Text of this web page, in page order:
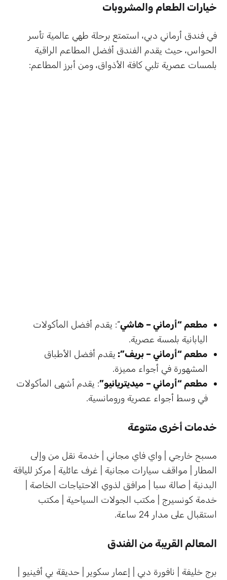
خيارات الطعام والمشروبات
في فندق أرماني دبي، استمتع برحلة طهي عالمية تأسر
الحواس، حيث يقدم الفندق أفضل المطاعم الراقية
بلمسات عصرية تلبي كافة الأذواق، ومن أبرز المطاعم:
مطعم “أرماني – هاشي“: يقدم أفضل المأكولات
اليابانية بلمسة عصرية.
مطعم “أرماني – بريف”: يقدم أفضل الأطباق
المشهورة في أجواء مميزة.
مطعم “أرماني – ميديتريانيو”: يقدم أشهى المأكولات
في وسط أجواء عصرية ورومانسية.
خدمات أخرى متنوعة
مسبح خارجي | واي فاي مجاني | خدمة نقل من وإلى
المطار | مواقف سيارات مجانية | غرف عائلية | مركز للياقة
البدنية | صالة سبا | مرافق لذوي الاحتياجات الخاصة |
خدمة كونسيرج | مكتب الجولات السياحية | مكتب
استقبال على مدار 24 ساعة.
المعالم القريبة من الفندق
برج خليفة | نافورة دبي | إعمار سكوير | حديقة بي أفينيو |